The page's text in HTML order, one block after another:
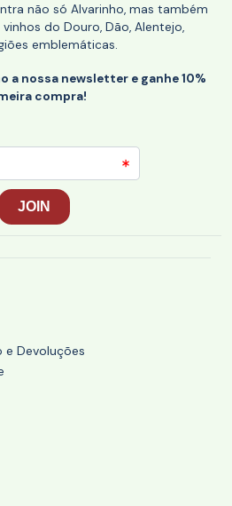
não só Alvarinho, mas também
do Douro, Dão, Alentejo,
emblemáticas.
a nossa newsletter e ganhe 10%
compra!
e Devoluções